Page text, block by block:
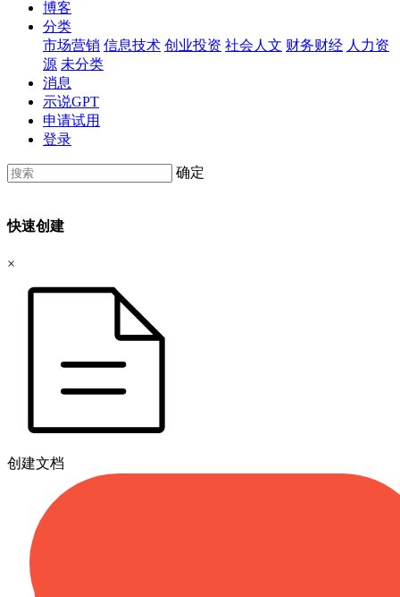
博客
分类
市场营销 信息技术 创业投资 社会人文 财务财经 人力资
源 未分类
消息
示说GPT
申请试用
登录
确定
快速创建
×
创建文档